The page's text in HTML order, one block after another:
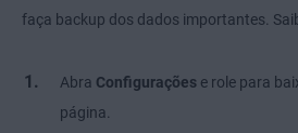
faça backup dos dados importantes.
Abra Configurações e role para
página.